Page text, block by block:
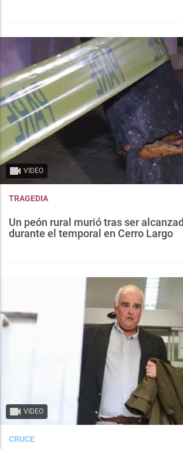
VIDEO
TRAGEDIA
Un peón rural murió tras ser
durante el temporal en Cerro Largo
VIDEO
CRUCE